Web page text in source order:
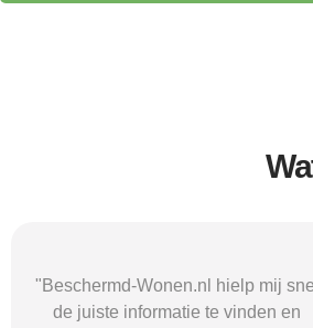
"Door de duidelijke uitleg op
Beschermd-Wonen.nl wist ik precies